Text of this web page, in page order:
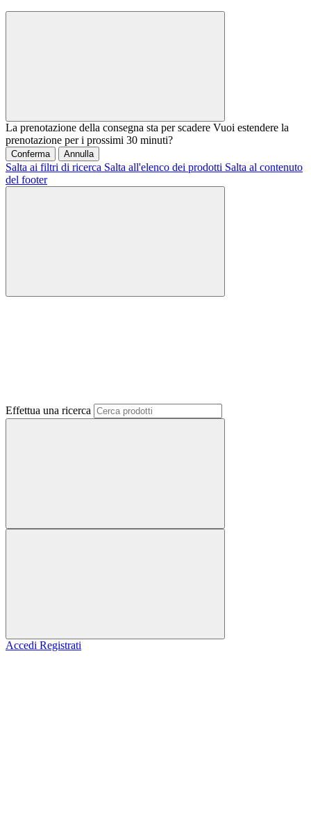
La prenotazione della consegna sta per scadere Vuoi estendere la
prenotazione per i prossimi 30 minuti?
Conferma Annulla
Salta ai filtri di ricerca Salta all'elenco dei prodotti Salta al contenuto
del footer
Effettua una ricerca
Accedi Registrati